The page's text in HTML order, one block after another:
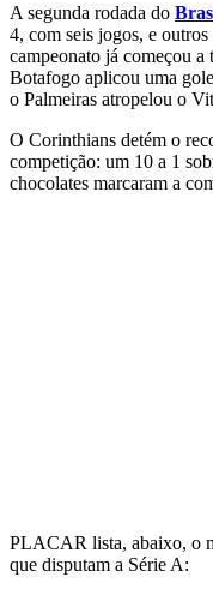
A segunda rodada do
4, com seis jogos, e
campeonato já começou
Botafogo aplicou uma
o Palmeiras atropelou o
O Corinthians detém o
competição: um 10 a 1
chocolates marcaram a
PLACAR lista, abaixo, o
que disputam a Série A: